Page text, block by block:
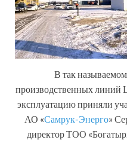
В так
производственных
эксплуатацию приняли
АО «Самрук-Энерго»
директор ТОО